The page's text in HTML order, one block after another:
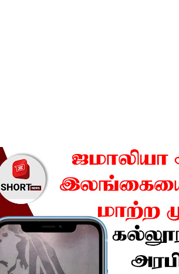
மோதல்: சந்தேகநபர்கள் 62 ஆக உயர்வு